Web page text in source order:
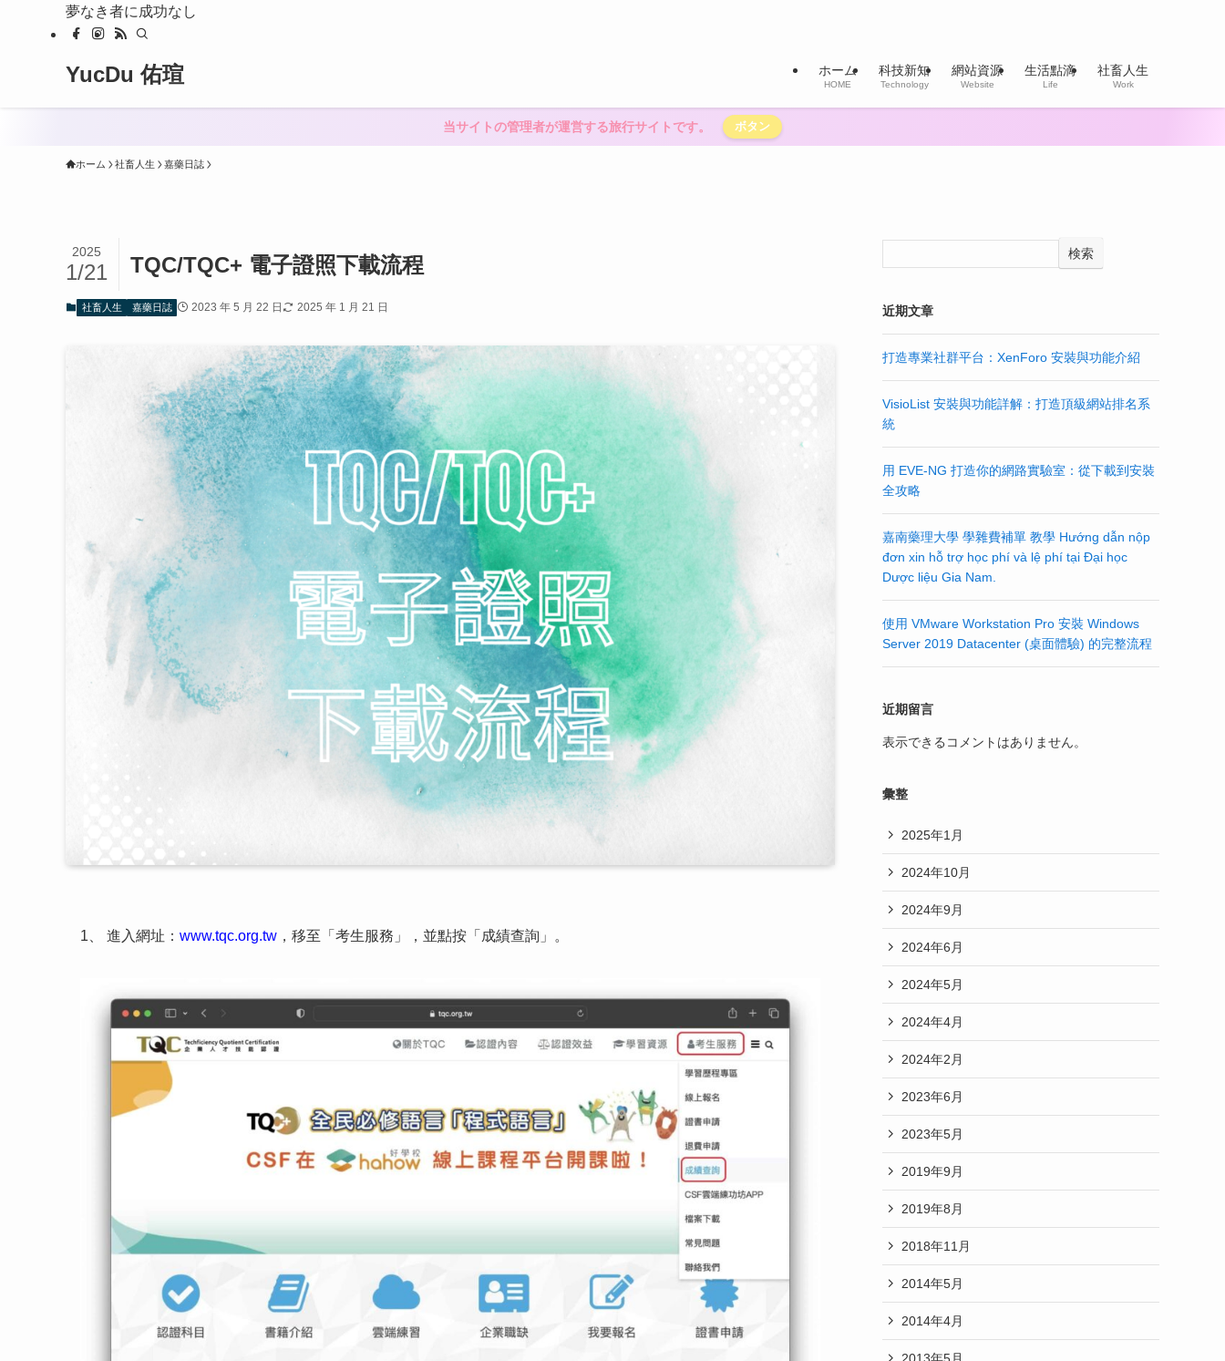
夢なき者に成功なし
YucDu 佑瑄 ホーム
HOME
科技新知
Technology
網站資源
Website
生活點滴
Life
社畜人生
Work
当サイトの管理者が運営する旅行サイトです。 ボタン
ホーム 社畜人生 嘉藥日誌
TQC/TQC+ 電子證照下載流程
2025
1/21
社畜人生 嘉藥日誌 2023 年 5 月 22 日 2025 年 1 月 21 日
1、 進入網址： www.tqc.org.tw ，移至「考生服務」，並點按「成績查詢」。
検索
近期文章
打造專業社群平台：XenForo 安裝與功能介紹
VisioList 安裝與功能詳解：打造頂級網站排名系
統
用 EVE-NG 打造你的網路實驗室：從下載到安裝
全攻略
嘉南藥理大學 學雜費補單 教學 Hướng dẫn nộp
đơn xin hỗ trợ học phí và lệ phí tại Đại học
Dược liệu Gia Nam.
使用 VMware Workstation Pro 安裝 Windows
Server 2019 Datacenter (桌面體驗) 的完整流程
近期留言
表示できるコメントはありません。
彙整
2025年1月
2024年10月
2024年9月
2024年6月
2024年5月
2024年4月
2024年2月
2023年6月
2023年5月
2019年9月
2019年8月
2018年11月
2014年5月
2014年4月
2013年5月